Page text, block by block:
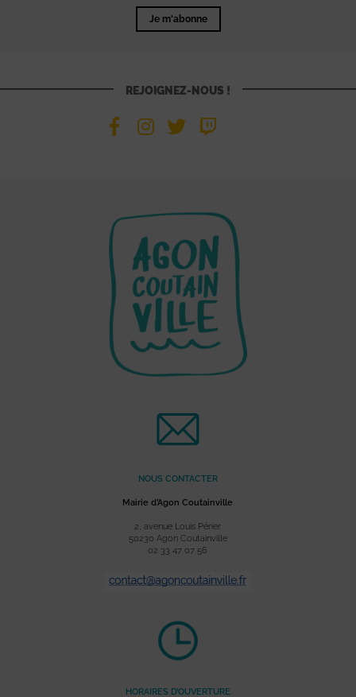
Je m'abonne
REJOIGNEZ-NOUS !
NOUS CONTACTER
Mairie d’Agon Coutainville
2, avenue Louis Périer
50230 Agon Coutainville
02 33 47 07 56
HORAIRES D’OUVERTURE